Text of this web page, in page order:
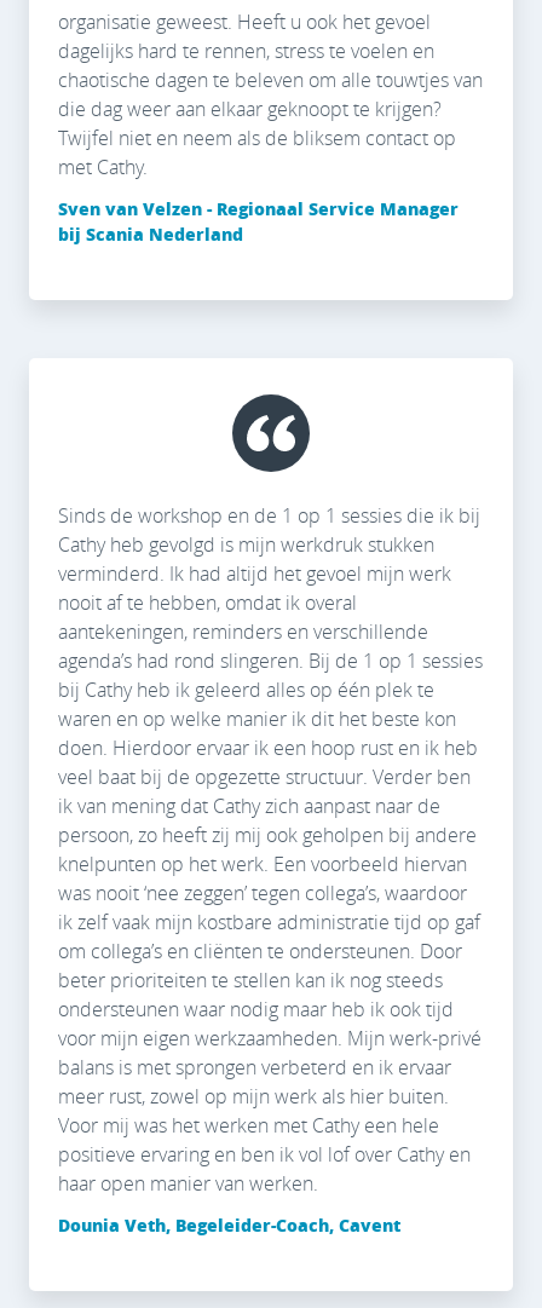
organisatie geweest. Heeft u ook het gevoel
dagelijks hard te rennen, stress te voelen en
chaotische dagen te beleven om alle touwtjes van
die dag weer aan elkaar geknoopt te krijgen?
Twijfel niet en neem als de bliksem contact op
met Cathy.
Sven van Velzen - Regionaal Service Manager
bij Scania Nederland
Sinds de workshop en de 1 op 1 sessies die ik bij
Cathy heb gevolgd is mijn werkdruk stukken
verminderd. Ik had altijd het gevoel mijn werk
nooit af te hebben, omdat ik overal
aantekeningen, reminders en verschillende
agenda’s had rond slingeren. Bij de 1 op 1 sessies
bij Cathy heb ik geleerd alles op één plek te
waren en op welke manier ik dit het beste kon
doen. Hierdoor ervaar ik een hoop rust en ik heb
veel baat bij de opgezette structuur. Verder ben
ik van mening dat Cathy zich aanpast naar de
persoon, zo heeft zij mij ook geholpen bij andere
knelpunten op het werk. Een voorbeeld hiervan
was nooit ‘nee zeggen’ tegen collega’s, waardoor
ik zelf vaak mijn kostbare administratie tijd op gaf
om collega’s en cliënten te ondersteunen. Door
beter prioriteiten te stellen kan ik nog steeds
ondersteunen waar nodig maar heb ik ook tijd
voor mijn eigen werkzaamheden. Mijn werk-privé
balans is met sprongen verbeterd en ik ervaar
meer rust, zowel op mijn werk als hier buiten.
Voor mij was het werken met Cathy een hele
positieve ervaring en ben ik vol lof over Cathy en
haar open manier van werken.
Dounia Veth, Begeleider-Coach, Cavent